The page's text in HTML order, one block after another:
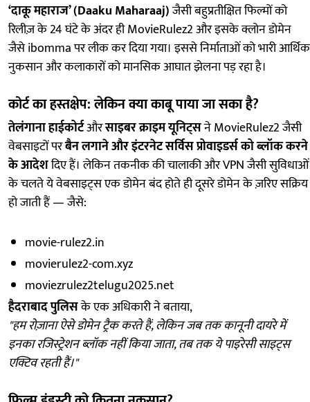
‘दाकू महाराज’ (Daaku Maharaaj)जैसी बहुप्रतीक्षित फिल्मों को
रिलीज़ के 24 घंटे के अंदर ही MovieRulez2 और इसके क्लोन डोमेन
जैसे ibomma पर लीक कर दिया गया। इससे निर्माताओं को भारी आर्थिक
नुकसान और कलाकारों को मानसिक आघात झेलना पड़ रहा है।
कोर्ट का हस्तक्षेप: लेकिन क्या काबू पाया जा सका है?
तेलंगाना हाईकोर्टऔरसाइबर क्राइम यूनिट्सने MovieRulez2 जैसी
वेबसाइटों परबैन लगाने और इंटरनेट सर्विस प्रोवाइडर्स को ब्लॉक करने
के आदेशदिए हैं। लेकिन तकनीक की चालाकी और VPN जैसी सुविधाओं
के चलते ये वेबसाइट्स एक डोमेन बंद होते ही दूसरे डोमेन के ज़रिए सक्रिय
हो जाती हैं — जैसे:
movie-rulez2.in
movierulez2-com.xyz
moviezrulez2telugu2025.net
हैदराबाद पुलिसके एक अधिकारी ने बताया,
"हम रोज़ाना ऐसे डोमेन ट्रैक करते हैं, लेकिन जब तक कानूनी दायरे में
इनका रजिस्ट्रेशन ब्लॉक नहीं किया जाता, तब तक ये पाइरेसी साइट्स
एक्टिव रहती हैं।"